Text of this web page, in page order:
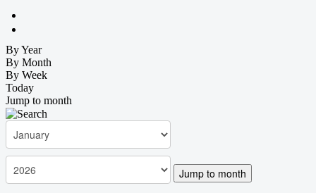
By Year
By Month
By Week
Today
Jump to month
Jump to month